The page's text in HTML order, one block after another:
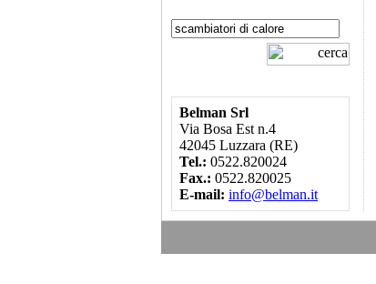
Belman Srl
Via Bosa Est n.4
42045 Luzzara (RE)
Tel.: 0522.820024
Fax.: 0522.820025
E-mail: info@belman.it